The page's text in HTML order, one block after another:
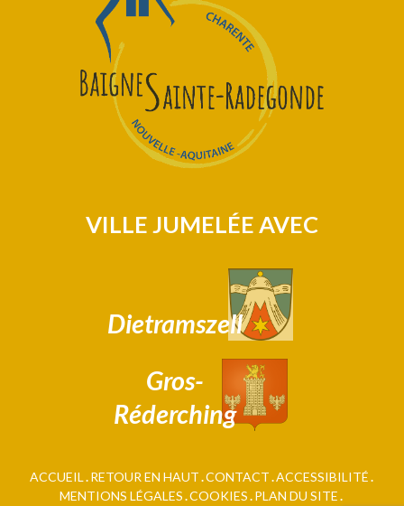
VILLE JUMELÉE AVEC
Dietramszell
Gros-
Réderching
ACCUEIL RETOUR EN HAUT CONTACT ACCESSIBILITÉ
MENTIONS LÉGALES COOKIES PLAN DU SITE